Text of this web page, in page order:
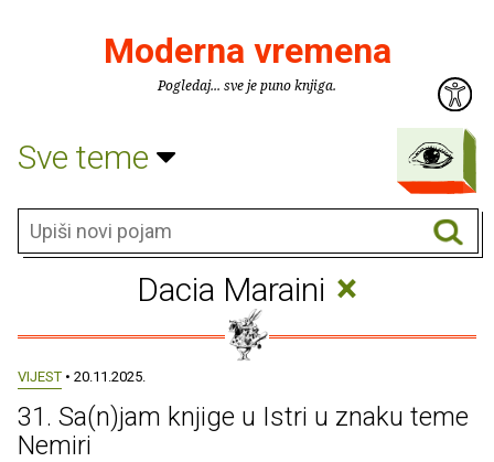
Moderna vremena
Pogledaj... sve je puno knjiga.
Sve teme
Dacia Maraini ×
VIJEST • 20.11.2025.
31. Sa(n)jam knjige u Istri u znaku teme
Nemiri